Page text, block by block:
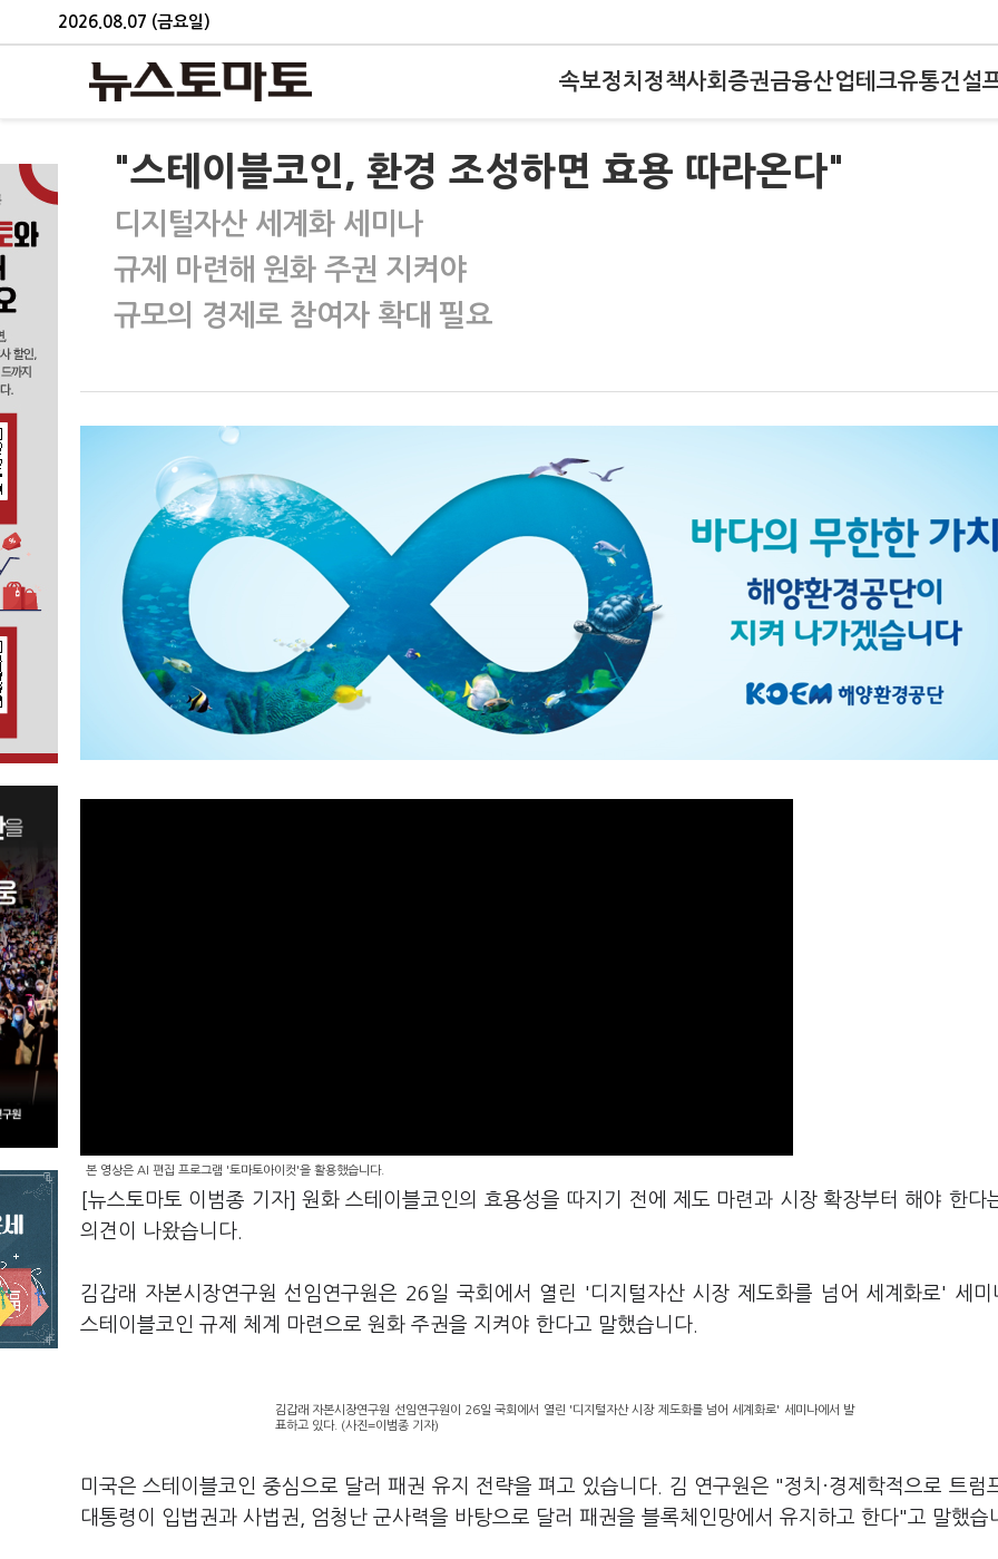
2026.08.07 (금요일)
속보정치 정책사회 증권금융산업테크유통건설
"스테이블코인, 환경 조성하면 효용 따라온다"
디지털자산 세계화 세미나
규제 마련해 원화 주권 지켜야
규모의 경제로 참여자 확대 필요
본 영상은 AI 편집 프로그램 '토마토아이컷'을 활용했습니다.
[뉴스토마토 이범종 기자] 원화 스테이블코인의 효용성을 따지기 전에 제도 마련과 시장 확장부터 해야 한다
의견이 나왔습니다.
김갑래 자본시장연구원 선임연구원은 26일 국회에서 열린 '디지털자산 시장 제도화를 넘어 세계화로' 세미
스테이블코인 규제 체계 마련으로 원화 주권을 지켜야 한다고 말했습니다.
김갑래 자본시장연구원 선임연구원이 26일 국회에서 열린 '디지털자산 시장 제도화를 넘어 세계화로' 세미나에서 발
표하고 있다. (사진=이범종 기자)
미국은 스테이블코인 중심으로 달러 패권 유지 전략을 펴고 있습니다. 김 연구원은 "정치·경제학적으로 트럼
대통령이 입법권과 사법권, 엄청난 군사력을 바탕으로 달러 패권을 블록체인망에서 유지하고 한다"고 말했습